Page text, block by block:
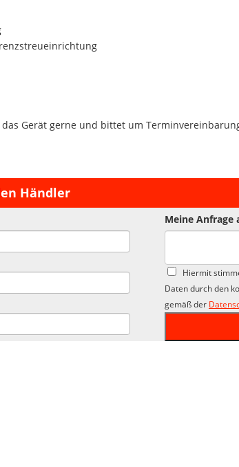
das Gerät gerne und bittet um
Händler
Meine Anfrage
Hiermit
Daten durch den
gemäß der